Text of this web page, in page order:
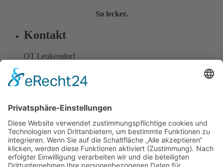
So lecker.
Kontakt
OT Leukersdorf
09387 Jahnsdorf
Mail:info@baeckerei-seifert.de
Informationen
Stollen-Onlineshop
Jobs